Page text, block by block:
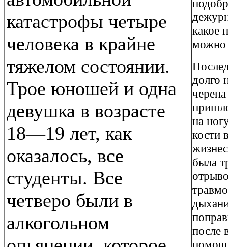
катастрофы четыре
человека в крайне
тяжелом состоянии.
Трое юношей и одна
девушка в возрасте
18—19 лет, как
оказалось, все
студенты. Все
четверо были в
алкогольном
какое
можно
долго
на
кости
была
после